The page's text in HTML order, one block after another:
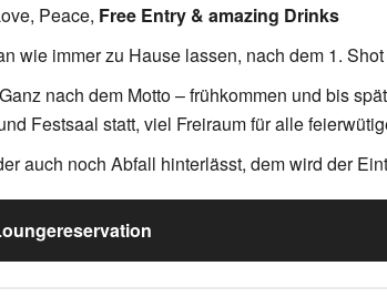
Peace, Free Entry & amazing Drinks
wie immer zu Hause lassen, nach dem 1.
nach dem Motto – frühkommen und bis
Festsaal statt, viel Freiraum für alle
auch noch Abfall hinterlässt, dem wird der